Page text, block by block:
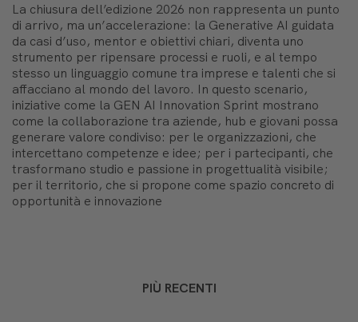
La chiusura dell’edizione 2026 non rappresenta un punto
di arrivo, ma un’accelerazione: la Generative AI guidata
da casi d’uso, mentor e obiettivi chiari, diventa uno
strumento per ripensare processi e ruoli, e al tempo
stesso un linguaggio comune tra imprese e talenti che si
affacciano al mondo del lavoro. In questo scenario,
iniziative come la GEN AI Innovation Sprint mostrano
come la collaborazione tra aziende, hub e giovani possa
generare valore condiviso: per le organizzazioni, che
intercettano competenze e idee; per i partecipanti, che
trasformano studio e passione in progettualità visibile;
per il territorio, che si propone come spazio concreto di
opportunità e innovazione
PIÙ RECENTI